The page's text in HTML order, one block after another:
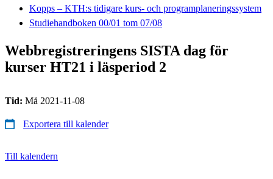
Kopps – KTH:s tidigare kurs- och programplaneringssystem
Studiehandboken 00/01 tom 07/08
Webbregistreringens SISTA dag för
kurser HT21 i läsperiod 2
Tid: Må 2021-11-08
Exportera till kalender
Till kalendern